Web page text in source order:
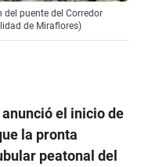
puente del Corredor
de Miraflores)
anunció el inicio de
la pronta
peatonal del